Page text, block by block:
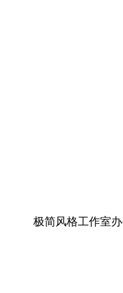
极简风格工作室